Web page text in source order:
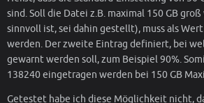
sind. Soll die Datei z.B. maximal 150 GB
sinnvoll ist, sei dahin gestellt), muss als
werden. Der zweite Eintrag definiert, bei
gewarnt werden soll, zum Beispiel 90%.
138240 eingetragen werden bei 150 GB
Getestet habe ich diese Möglichkeit nicht,